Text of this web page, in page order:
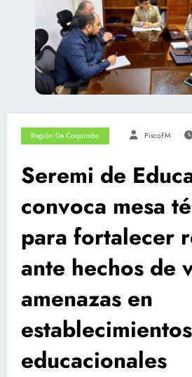
Región De Coquimbo PiscoFM
Seremi de
convoca mesa
para fortalecer
ante hechos de
amenazas en
establecimientos
educacionales